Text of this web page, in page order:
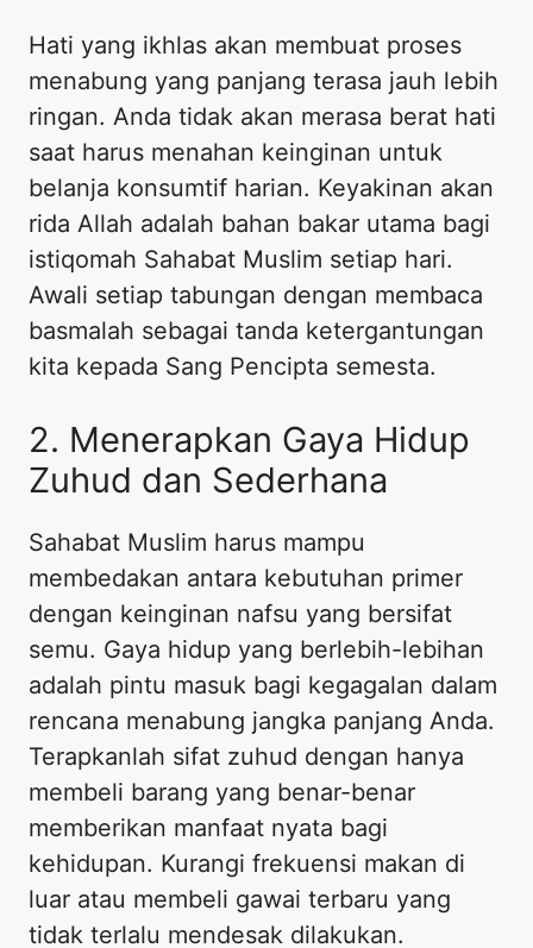
Hati yang ikhlas akan membuat proses
menabung yang panjang terasa jauh lebih
ringan. Anda tidak akan merasa berat hati
saat harus menahan keinginan untuk
belanja konsumtif harian. Keyakinan akan
rida Allah adalah bahan bakar utama bagi
istiqomah Sahabat Muslim setiap hari.
Awali setiap tabungan dengan membaca
basmalah sebagai tanda ketergantungan
kita kepada Sang Pencipta semesta.
2. Menerapkan Gaya Hidup
Zuhud dan Sederhana
Sahabat Muslim harus mampu
membedakan antara kebutuhan primer
dengan keinginan nafsu yang bersifat
semu. Gaya hidup yang berlebih-lebihan
adalah pintu masuk bagi kegagalan dalam
rencana menabung jangka panjang Anda.
Terapkanlah sifat zuhud dengan hanya
membeli barang yang benar-benar
memberikan manfaat nyata bagi
kehidupan. Kurangi frekuensi makan di
luar atau membeli gawai terbaru yang
tidak terlalu mendesak dilakukan.